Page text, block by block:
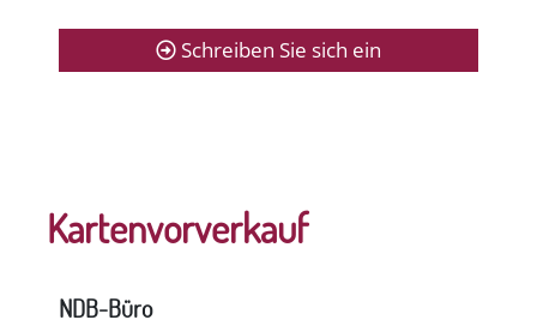
Schreiben Sie sich ein
Kartenvorverkauf
NDB-Büro